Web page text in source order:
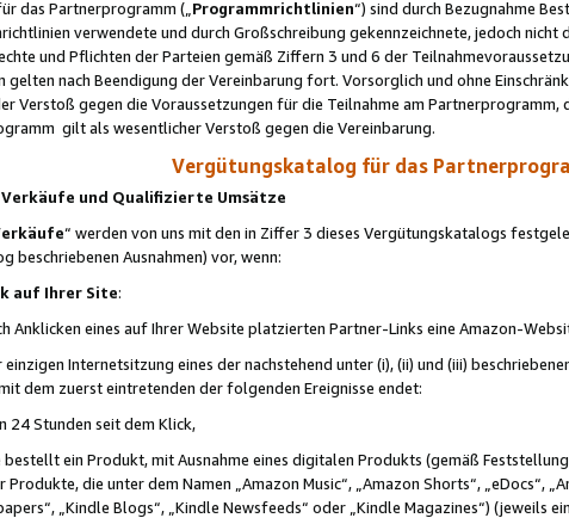
das Partnerprogramm („Programmrichtlinien“) sind durch Bezugnahme
verwendete und durch Großschreibung gekennzeichnete, jedoch
und Pflichten der Parteien gemäß Ziffern 3 und 6 der
nach Beendigung der Vereinbarung fort. Vorsorglich und ohne
Verstoß gegen die Voraussetzungen für die Teilnahme am
gilt als wesentlicher Verstoß gegen die Vereinbarung.
Vergütungskatalog für das
und Qualifizierte Umsätze
“ werden von uns mit den in Ziffer 3 dieses Vergütungskatalogs
beschriebenen Ausnahmen) vor, wenn:
auf Ihrer Site:
Anklicken eines auf Ihrer Website platzierten Partner-Links eine Amazon-
Internetsitzung eines der nachstehend unter (i), (ii) und (iii)
dem zuerst eintretenden der folgenden Ereignisse endet:
Stunden seit dem Klick,
ein Produkt, mit Ausnahme eines digitalen Produkts (gemäß
die unter dem Namen „Amazon Music“, „Amazon Shorts“, „eDocs“,
„Kindle Blogs“, „Kindle Newsfeeds“ oder „Kindle Magazines“) (jeweils ein